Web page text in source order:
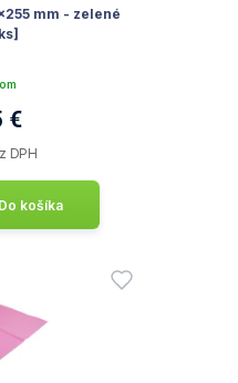
mm - zelené
€
DPH
Do košíka